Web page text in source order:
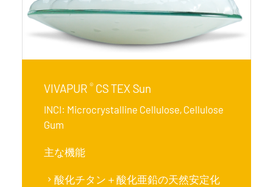
VIVAPUR ® CS TEX Sun
INCI: Microcrystalline Cellulose, Cellulose
Gum
主な機能
酸化チタン＋酸化亜鉛の天然安定化